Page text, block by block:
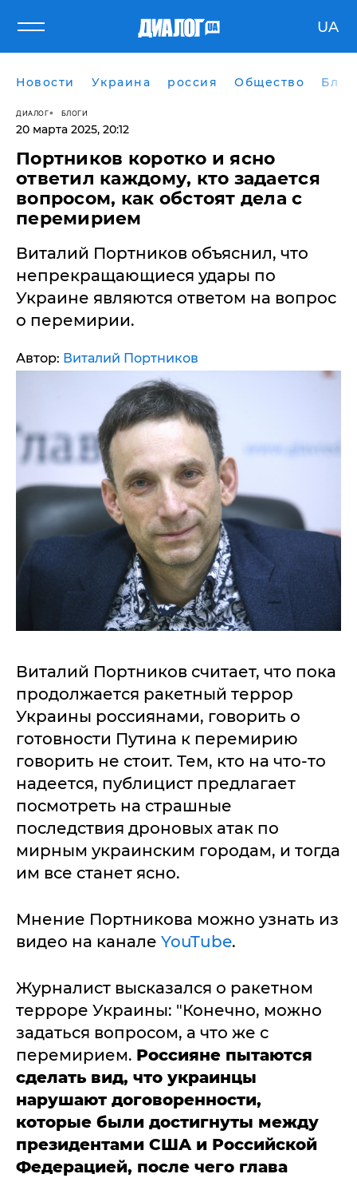
UA
Новости Украина россия Общество
ДИАЛОГ БЛОГИ
20 марта 2025, 20:12
Портников коротко и ясно
ответил каждому, кто задается
вопросом, как обстоят дела с
перемирием
Виталий Портников объяснил, что
непрекращающиеся удары по
Украине являются ответом на вопрос
о перемирии.
Автор: Виталий Портников
Виталий Портников считает, что пока
продолжается ракетный террор
Украины россиянами, говорить о
готовности Путина к перемирию
говорить не стоит. Тем, кто на что-то
надеется, публицист предлагает
посмотреть на страшные
последствия дроновых атак по
мирным украинским городам, и тогда
им все станет ясно.
Мнение Портникова можно узнать из
видео на канале YouTube.
Журналист высказался о ракетном
терроре Украины: "Конечно, можно
задаться вопросом, а что же с
перемирием. Россияне пытаются
сделать вид, что украинцы
нарушают договоренности,
которые были достигнуты между
президентами США и Российской
Федерацией, после чего глава